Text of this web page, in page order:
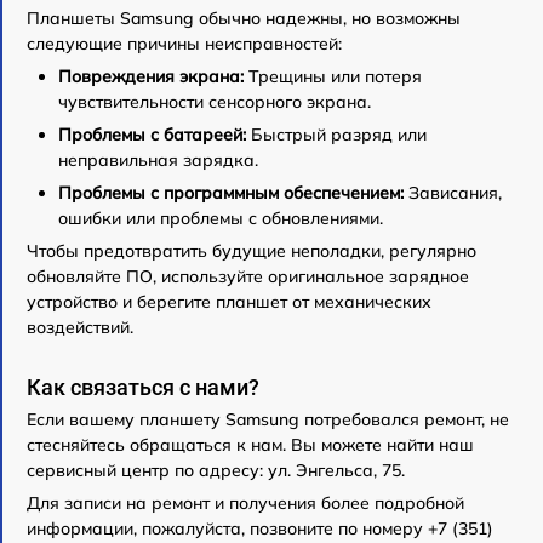
Планшеты Samsung обычно надежны, но возможны
следующие причины неисправностей:
Повреждения экрана: Трещины или потеря
чувствительности сенсорного экрана.
Проблемы с батареей: Быстрый разряд или
неправильная зарядка.
Проблемы с программным обеспечением: Зависания,
ошибки или проблемы с обновлениями.
Чтобы предотвратить будущие неполадки, регулярно
обновляйте ПО, используйте оригинальное зарядное
устройство и берегите планшет от механических
воздействий.
Как связаться с нами?
Если вашему планшету Samsung потребовался ремонт, не
стесняйтесь обращаться к нам. Вы можете найти наш
сервисный центр по адресу: ул. Энгельса, 75.
Для записи на ремонт и получения более подробной
информации, пожалуйста, позвоните по номеру +7 (351)